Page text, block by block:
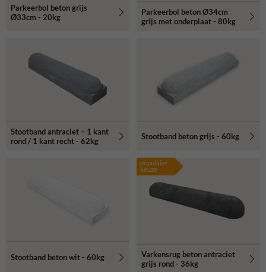
Parkeerbol beton grijs
Ø33cm - 20kg
Parkeerbol beton Ø34cm
grijs met onderplaat - 80kg
Stootband antraciet – 1 kant
rond / 1 kant recht - 62kg
Stootband beton grijs - 60kg
Stootband beton wit - 60kg
populaire
keuze
Varkensrug beton antraciet
grijs rond - 36kg